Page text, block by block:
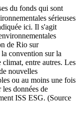
du fonds qui sont
sérieuses
ici. Il s'agit
de Rio sur
convention sur la
entre autres. Les
nouvelles
ou au moins une fois
données de
ISS ESG. (Source